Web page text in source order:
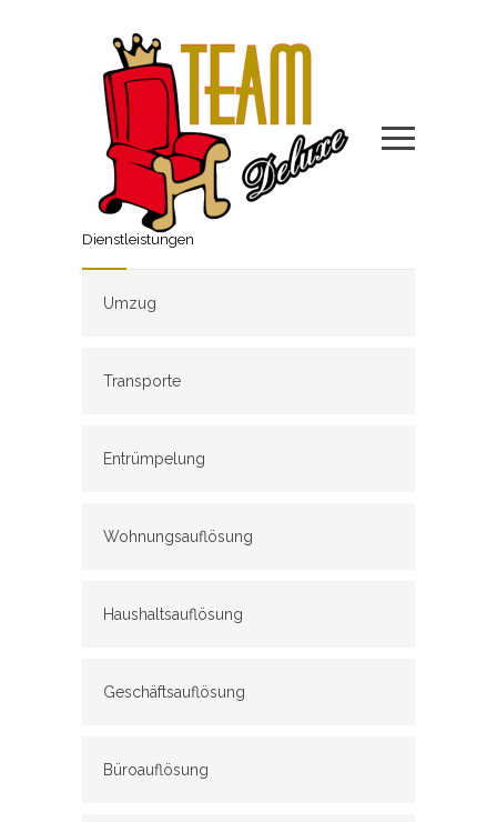
Dienstleistungen
Umzug
Transporte
Entrümpelung
Wohnungsauflösung
Haushaltsauflösung
Geschäftsauflösung
Büroauflösung